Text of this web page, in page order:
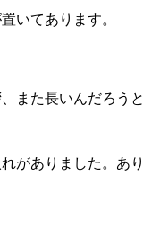
いてあります。
また長いんだろうと
がありました。あり